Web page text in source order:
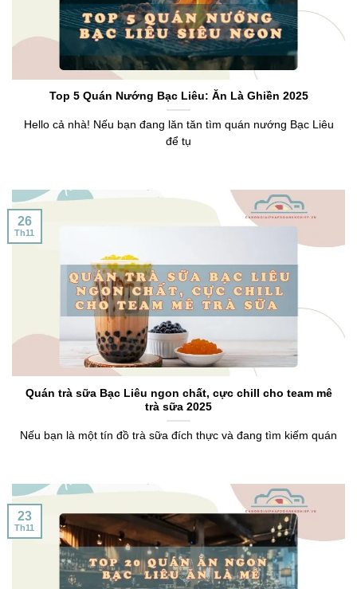
Top 5 Quán Nướng Bạc Liêu: Ăn Là Ghiền 2025
Hello cả nhà! Nếu bạn đang lăn tăn tìm quán nướng Bạc Liêu
để tụ
Quán trà sữa Bạc Liêu ngon chất, cực chill cho team mê
trà sữa 2025
Nếu bạn là một tín đồ trà sữa đích thực và đang tìm kiếm quán
26
Th11
23
Th11